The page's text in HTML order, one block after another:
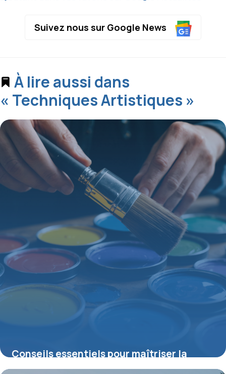
Suivez nous sur Google News
À lire aussi dans
« Techniques Artistiques »
Conseils essentiels pour maîtriser la
peinture acrylique et optimiser vos